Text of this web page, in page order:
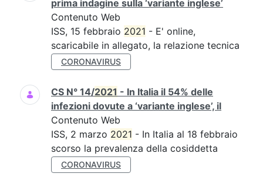
prima indagine sulla ‘variante inglese’
Contenuto Web
ISS, 15 febbraio 2021 - E' online,
scaricabile in allegato, la relazione tecnica
CORONAVIRUS
CS N° 14/2021 - In Italia il 54% delle
infezioni dovute a ‘variante inglese’, il
Contenuto Web
ISS, 2 marzo 2021 - In Italia al 18 febbraio
scorso la prevalenza della cosiddetta
CORONAVIRUS